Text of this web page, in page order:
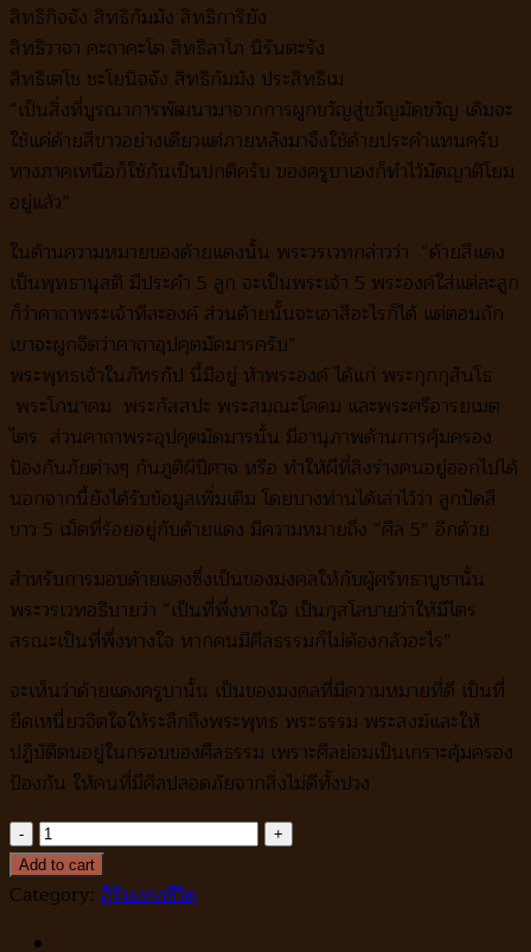
สิทธิกิจจัง สิทธิกัมมัง สิทธิการิยัง
สิทธิวาจา คะถาคะโต สิทธิลาโภ นิรันตะรัง
สิทธิเตโช ชะโยนิจจัง สิทธิกัมมัง ประสิทธิเม
“เป็นสิ่งที่บูรณาการพัฒนามาจากการผูกขวัญสู่ขวัญมัดขวัญ เดิมจะ
ใช้แค่ด้ายสีขาวอย่างเดียวแต่ภายหลังมาจึงใช้ด้ายประคำแทนครับ
ทางภาคเหนือก็ใช้กันเป็นปกติครับ ของครูบาเองก็ทำไว้มัดญาติโยม
อยู่แล้ว”
ในด้านความหมายของด้ายแดงนั้น พระวรเวทกล่าวว่า “ด้ายสีแดง
เป็นพุทธานุสติ มีประคำ 5 ลูก จะเป็นพระเจ้า 5 พระองค์ใส่แต่ละลูก
ก็ว่าคาถาพระเจ้าทีละองค์ ส่วนด้ายนั้นจะเอาสีอะไรก็ได้ แต่ตอนถัก
เขาจะผูกจิตว่าคาถาอุปคุตมัดมารครับ”
พระพุทธเจ้าในภัทรกัป นี้มีอยู่ ห้าพระองค์ ได้แก่ พระกุกกุสันโธ
พระโกนาคม พระกัสสปะ พระสมณะโคดม และพระศรีอารยเมต
ไตร ส่วนคาถาพระอุปคุตมัดมารนั้น มีอานุภาพด้านการคุ้มครอง
ป้องกันภัยต่างๆ กันภูติผีปีศาจ หรือ ทำให้ผีที่สิงร่างคนอยู่ออกไปได้
นอกจากนี้ยังได้รับข้อมูลเพิ่มเติม โดยบางท่านได้เล่าไว้ว่า ลูกปัดสี
ขาว 5 เม็ดที่ร้อยอยู่กับด้ายแดง มีความหมายถึง “ศีล 5” อีกด้วย
สำหรับการมอบด้ายแดงซึ่งเป็นของมงคลให้กับผู้ศรัทธาบูชานั้น
พระวรเวทอธิบายว่า “เป็นที่พึ่งทางใจ เป็นกุสโลบายว่าให้มีไตร
สรณะเป็นที่พึ่งทางใจ หากคนมีศีลธรรมก็ไม่ต้องกลัวอะไร”
จะเห็นว่าด้ายแดงครูบานั้น เป็นของมงคลที่มีความหมายที่ดี เป็นที่
ยึดเหนี่ยวจิตใจให้ระลึกถึงพระพุทธ พระธรรม พระสงฆ์และให้
ปฏิบัติตนอยู่ในกรอบของศีลธรรม เพราะศีลย่อมเป็นเกราะคุ้มครอง
ป้องกัน ให้คนที่มีศีลปลอดภัยจากสิ่งไม่ดีทั้งปวง
ด้าย
แดง
หรือ
Add to cart
Category: สิริมงคลชีวิต